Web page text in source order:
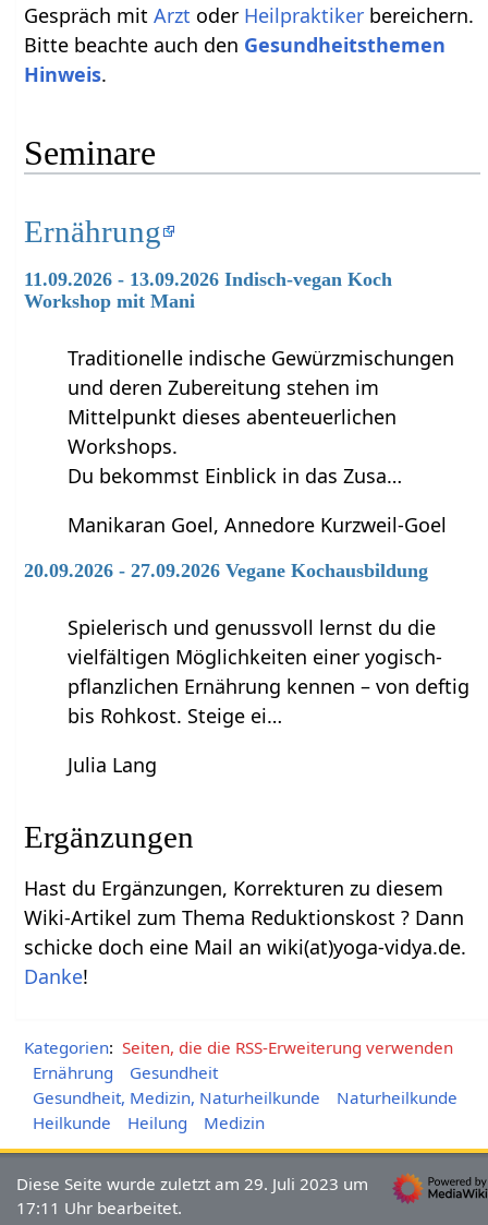
Gespräch mitArzt oder Heilpraktiker bereichern.
Bitte beachte auch den Gesundheitsthemen
Hinweis.
Seminare
Ernährung
11.09.2026 - 13.09.2026 Indisch-vegan Koch
Workshop mit Mani
Traditionelle indische Gewürzmischungen
und deren Zubereitung stehen im
Mittelpunkt dieses abenteuerlichen
Workshops.
Du bekommst Einblick in das Zusa…
Manikaran Goel, Annedore Kurzweil-Goel
20.09.2026 - 27.09.2026 Vegane Kochausbildung
Spielerisch und genussvoll lernst du die
vielfältigen Möglichkeiten einer yogisch-
pflanzlichen Ernährung kennen – von deftig
bis Rohkost. Steige ei…
Julia Lang
Ergänzungen
Hast du Ergänzungen, Korrekturen zu diesem
Wiki-Artikel zum Thema Reduktionskost ? Dann
schicke doch eine Mail an wiki(at)yoga-vidya.de.
Danke!
Kategorien: Seiten, die die RSS-Erweiterung verwenden
Ernährung
Gesundheit
Gesundheit, Medizin, Naturheilkunde
Naturheilkunde
Heilkunde
Heilung Medizin
Diese Seite wurde zuletzt am 29. Juli 2023 um
17:11 Uhr bearbeitet.